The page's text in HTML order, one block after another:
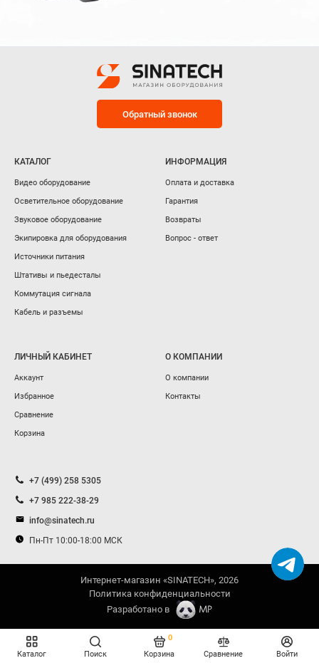
Каталог Поиск Корзина
0
Сравнение
Войти
Обратный звонок
КАТАЛОГ
Видео оборудование
Осветительное оборудование
Звуковое оборудование
Экипировка для оборудования
Источники питания
Штативы и пьедесталы
Коммутация сигнала
Кабель и разъемы
ИНФОРМАЦИЯ
Оплата и доставка
Гарантия
Возвраты
Вопрос - ответ
ЛИЧНЫЙ КАБИНЕТ
Аккаунт
Избранное
Сравнение
Корзина
О КОМПАНИИ
О компании
Контакты
+7 (499) 258 5305
+7 985 222-38-29
info@sinatech.ru
Пн-Пт 10:00-18:00 МСК
Интернет-магазин «SINATECH», 2026
Политика конфиденциальности
Разработано в